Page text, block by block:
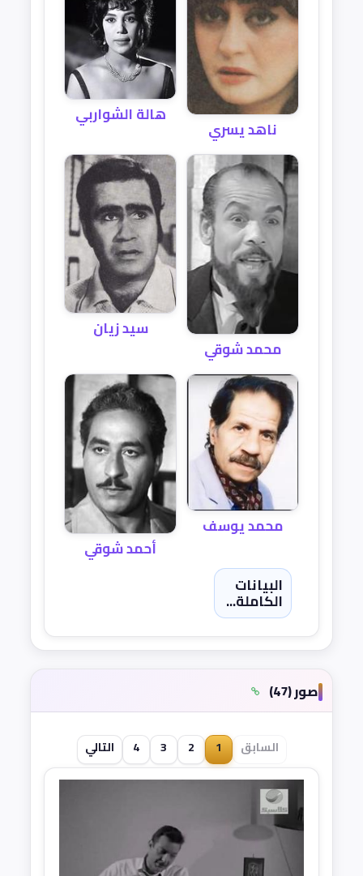
ناهد يسري
هالة الشواربي
محمد شوقي
سيد زيان
محمد يوسف
أحمد شوقي
البيانات
الكاملة...
صور (47)
السابق 1
2
3
4 التالي